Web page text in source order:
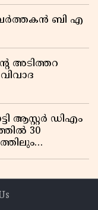
ബി എ
അടിത്തറ
ആസ്റ്റർ ഡിഎം
30